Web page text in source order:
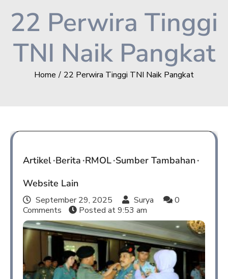
22 Perwira Tinggi
TNI Naik Pangkat
Home 22 Perwira Tinggi TNI Naik Pangkat
Artikel Berita RMOL Sumber Tambahan
Website Lain
September 29, 2025 Surya
0
Comments
Posted at9:53 am